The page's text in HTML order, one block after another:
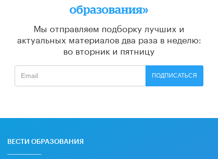
образования»
Мы отправляем подборку лучших и
актуальных материалов два раза в неделю:
во вторник и пятницу
ПОДПИСАТЬСЯ
ВЕСТИ ОБРАЗОВАНИЯ